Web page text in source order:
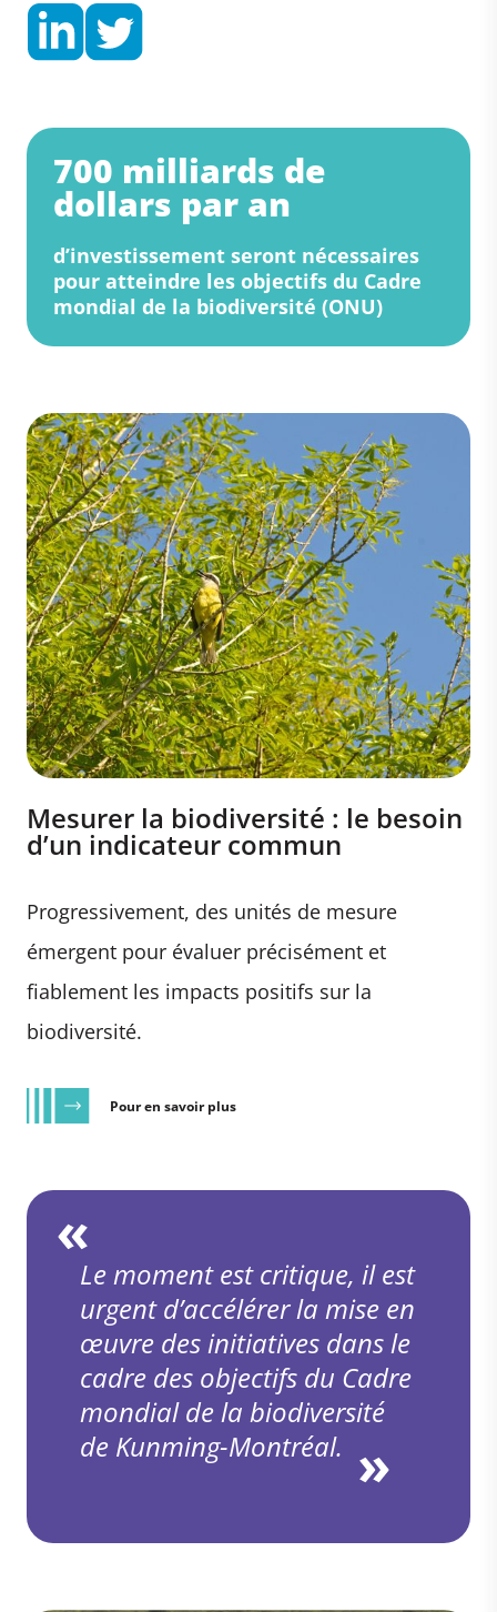
700 milliards de
dollars par an
d’investissement seront nécessaires
pour atteindre les objectifs du Cadre
mondial de la biodiversité (ONU)
Mesurer la biodiversité : le besoin
d’un indicateur commun
Progressivement, des unités de mesure
émergent pour évaluer précisément et
fiablement les impacts positifs sur la
biodiversité.
Pour en savoir plus
Le moment est critique, il est
urgent d’accélérer la mise en
œuvre des initiatives dans le
cadre des objectifs du Cadre
mondial de la biodiversité
de Kunming-Montréal.